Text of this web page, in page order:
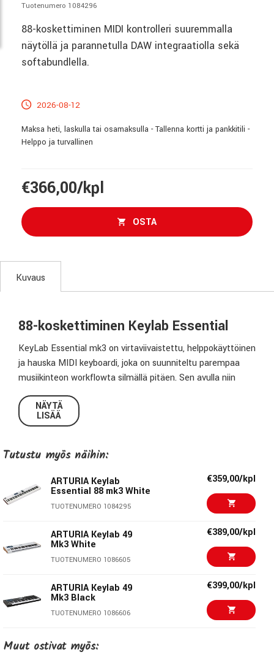
Tuotenumero 1084296
88-koskettiminen MIDI kontrolleri suuremmalla
näytöllä ja parannetulla DAW integraatiolla sekä
softabundlella.
2026-08-12
Maksa heti, laskulla tai osamaksulla - Tallenna kortti ja pankkitili -
Helppo ja turvallinen
€366,00/kpl
OSTA
Kuvaus
88-koskettiminen Keylab Essential
KeyLab Essential mk3 on virtaviivaistettu, helppokäyttöinen
ja hauska MIDI keyboardi, joka on suunniteltu parempaa
musiikinteon workflowta silmällä pitäen. Sen avulla niin
DAW:in kuin muunkin laitteiston hallinta on mitä kätevintä
ja mukana tuleva software puntti hakee hintaluokassaan
vertaistaan.
Kattava resepti luovaan työskentelyyn
Olipa kyseessä aloitteleva tuottaja tai studiotyökalujen
päivitystä hakeva kokenut musiikintekijä, on tarjolla mukava
kiipparitatsi, näppärät DAW-integroidut kontrollit ja
miellyttävä layout, jotka ilahduttavat toimivuudellaan.
Parahultainen DAW-integraatio
NÄYTÄ
LISÄÄ
Tutustu myös näihin:
ARTURIA Keylab
Essential 88 mk3 White
TUOTENUMERO 1084295
€359,00/kpl
ARTURIA Keylab 49
Mk3 White
TUOTENUMERO 1086605
€389,00/kpl
ARTURIA Keylab 49
Mk3 Black
TUOTENUMERO 1086606
€399,00/kpl
ARTURIA Keylab
Essential 61 Mk3 -
Muut ostivat myös: